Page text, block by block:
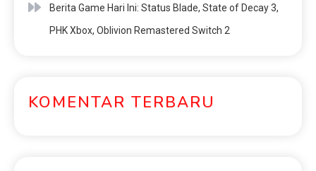
Berita Game Hari Ini: Status Blade, State of Decay 3,
PHK Xbox, Oblivion Remastered Switch 2
KOMENTAR TERBARU